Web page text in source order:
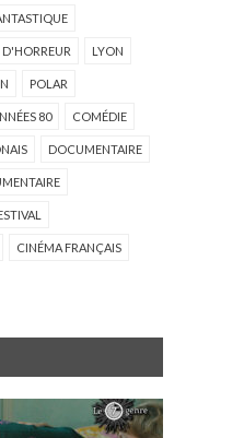
D'HORREUR LYON
POLAR
80 COMÉDIE
DOCUMENTAIRE
CINÉMA FRANÇAIS